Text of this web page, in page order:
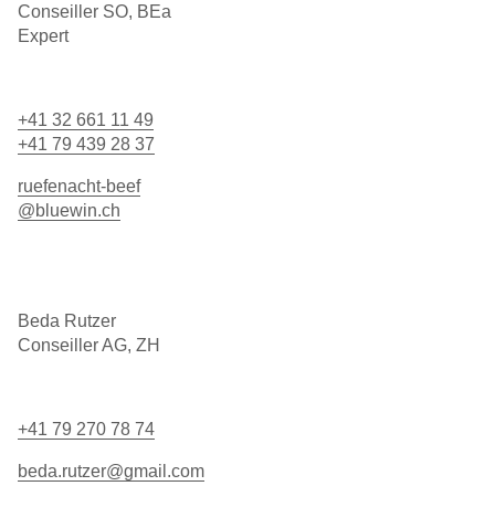
Conseiller SO, BEa
Expert
+41 32 661 11 49
+41 79 439 28 37
ruefenacht-beef
@bluewin.ch
Beda Rutzer
Conseiller AG, ZH
+41 79 270 78 74
beda.rutzer@gmail.com